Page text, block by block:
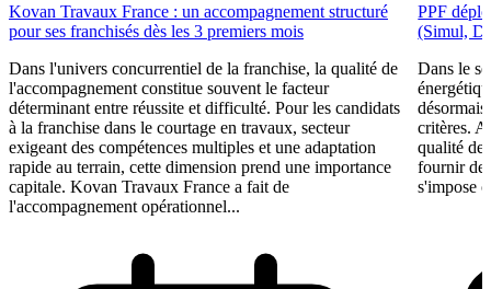
Kovan Travaux France : un accompagnement structuré
pour ses franchisés dès les 3 premiers mois
Dans l'univers concurrentiel de la franchise, la qualité de
l'accompagnement constitue souvent le facteur
déterminant entre réussite et difficulté. Pour les candidats
à la franchise dans le courtage en travaux, secteur
exigeant des compétences multiples et une adaptation
rapide au terrain, cette dimension prend une importance
capitale. Kovan Travaux France a fait de
l'accompagnement opérationnel...
PPF
(Simul,
Dans le
critères.
qualité de
fournir
s'impose